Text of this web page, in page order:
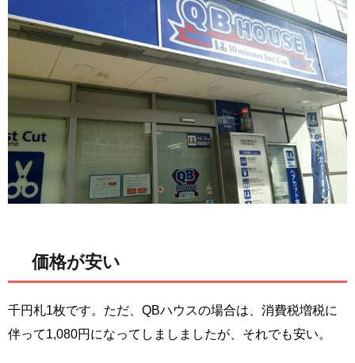
価格が安い
千円札1枚です。ただ、QBハウスの場合は、消費税増税に
伴って1,080円になってしましましたが、それでも安い。